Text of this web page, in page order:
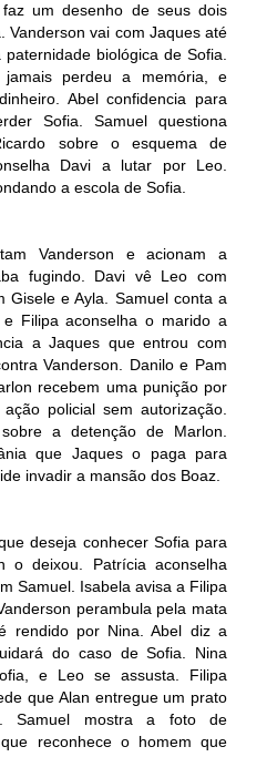
um desenho de seus dois
Vanderson vai com Jaques até
biológica de Sofia.
jamais perdeu a memória, e
Abel confidencia para
Sofia. Samuel questiona
sobre o esquema de
Davi a lutar por Leo.
a escola de Sofia.
Vanderson e acionam a
fugindo. Davi vê Leo com
Gisele e Ayla. Samuel conta a
Filipa aconselha o marido a
a Jaques que entrou com
Vanderson. Danilo e Pam
recebem uma punição por
policial sem autorização.
a detenção de Marlon.
que Jaques o paga para
invadir a mansão dos Boaz.
deseja conhecer Sofia para
o deixou. Patrícia aconselha
Samuel. Isabela avisa a Filipa
perambula pela mata
rendido por Nina. Abel diz a
do caso de Sofia. Nina
e Leo se assusta. Filipa
que Alan entregue um prato
Samuel mostra a foto de
reconhece o homem que